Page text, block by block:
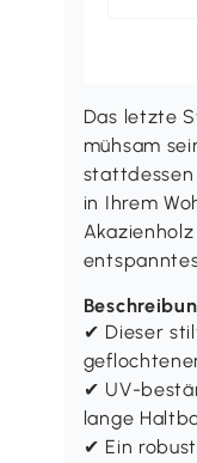
Das letzte
mühsam
stattdessen
in Ihrem
✔ Dieser
✔ UV-
lange
✔ Ein